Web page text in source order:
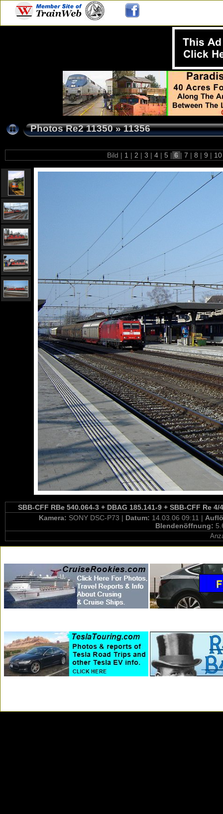
Photos Re2 11350»11356
Bild | 1 | 2 | 3 | 4 | 5 | 6 | 7 | 8 | 9 |
SBB-CFF RBe 540.064-3 + DBAG 185.141-9 + SBB-CFF Re
Kamera: SONY DSC-P73 | Datum: 14.03.06 09:11 |
Blendenöffnung: